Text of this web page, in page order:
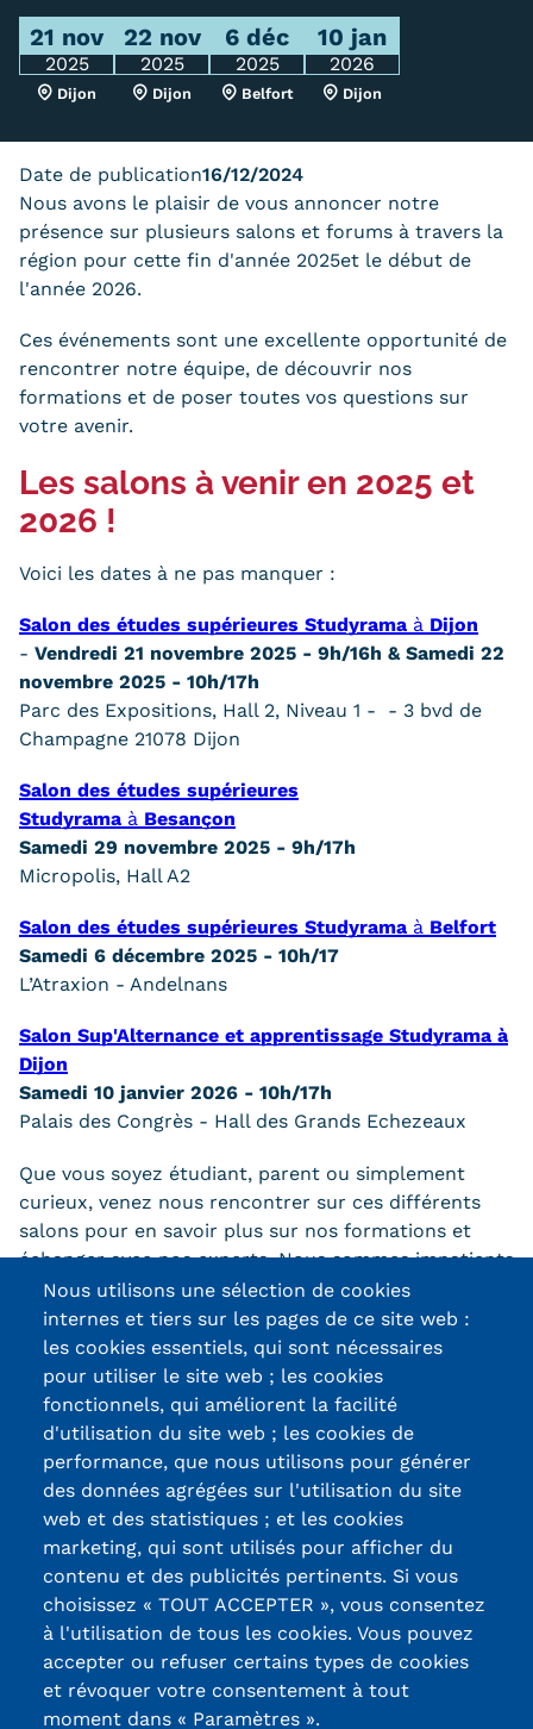
Contacts services
Formulaire de contact
Trouver votre formation
OFFRE EN BFC
OFFRE NATIONALE
Équivalences, passerelles et
suites de parcours
Alternance
Enseignement à distance
Validation des Acquis de
l'Expérience (VAE)
supérieures (VES)
Validation des acquis
(VAPP)
Discrimination/égalité/mixité
Handi'Cnam
Statistiques
FAQ
Lexique
Téléchargements
Qualiopi
Le Cnam ICSV
Mobilité internationale et
Erasmus
Règlement intérieur
Infos élèves
Modalités d'inscription
21 nov
2025
Dijon
22 nov
2025
Dijon
6 déc
2025
Belfort
10 jan
2026
Dijon
Date de publication16/12/2024
Nous avons le plaisir de vous annoncer notre
présence sur plusieurs salons et forums à travers la
région pour cette fin d'année 2025et le début de
l'année 2026.
Ces événements sont une excellente opportunité de
rencontrer notre équipe, de découvrir nos
formations et de poser toutes vos questions sur
votre avenir.
Les salons à venir en 2025 et
2026 !
Voici les dates à ne pas manquer :
Salon des études supérieures Studyrama à Dijon
- Vendredi 21 novembre 2025 - 9h/16h & Samedi 22
novembre 2025 - 10h/17h
Parc des Expositions, Hall 2, Niveau 1 - - 3 bvd de
Champagne 21078 Dijon
Salon des études supérieures
Studyrama à Besançon
Samedi 29 novembre 2025 - 9h/17h
Micropolis, Hall A2
Salon des études supérieures Studyrama à Belfort
Samedi 6 décembre 2025 - 10h/17
L’Atraxion - Andelnans
Salon Sup'Alternance et apprentissage Studyrama à
Dijon
Samedi 10 janvier 2026 - 10h/17h
Palais des Congrès - Hall des Grands Echezeaux
Que vous soyez étudiant, parent ou simplement
curieux, venez nous rencontrer sur ces différents
salons pour en savoir plus sur nos formations et
échanger avec nos experts. Nous sommes impatients
de vous y voir !
13, Rue Ernest
Thierry-Mieg
90010 BELFORT
Cedex
Certifications /
Labels qualité
Nous utilisons une sélection de cookies
internes et tiers sur les pages de ce site web :
les cookies essentiels, qui sont nécessaires
pour utiliser le site web ; les cookies
fonctionnels, qui améliorent la facilité
d'utilisation du site web ; les cookies de
performance, que nous utilisons pour générer
des données agrégées sur l'utilisation du site
web et des statistiques ; et les cookies
marketing, qui sont utilisés pour afficher du
contenu et des publicités pertinents. Si vous
choisissez « TOUT ACCEPTER », vous consentez
à l'utilisation de tous les cookies. Vous pouvez
accepter ou refuser certains types de cookies
et révoquer votre consentement à tout
moment dans « Paramètres ».